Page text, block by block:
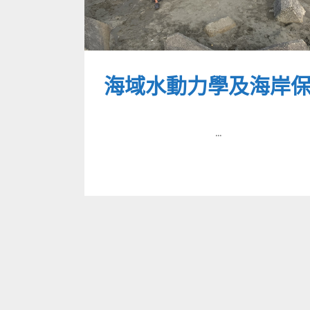
海域水動力學及海岸
...